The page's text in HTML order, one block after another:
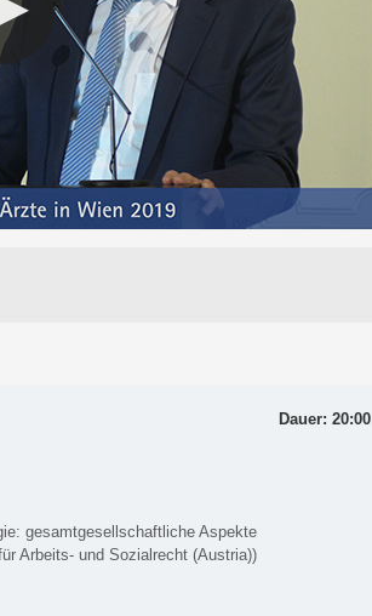
Dauer: 20:00
gesamtgesellschaftliche Aspekte
Arbeits- und Sozialrecht (Austria))